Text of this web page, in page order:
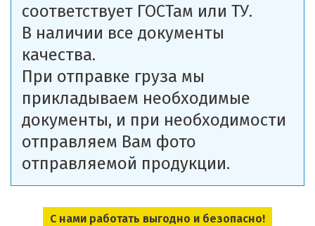
соответствует ГОСТам или ТУ.
В наличии все документы
качества.
При отправке груза мы
прикладываем необходимые
документы, и при необходимости
отправляем Вам фото
отправляемой продукции.
С нами работать выгодно и безопасно!